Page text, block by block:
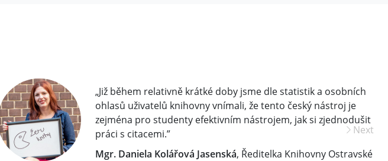
„Již během relativně krátké doby jsme dle statistik a osobních
ohlasů uživatelů knihovny vnímali, že tento český nástroj je
zejména pro studenty efektivním nástrojem, jak si zjednodušit
práci s citacemi.”
Mgr. Daniela Kolářová Jasenská, Ředitelka Knihovny Ostravské
Next